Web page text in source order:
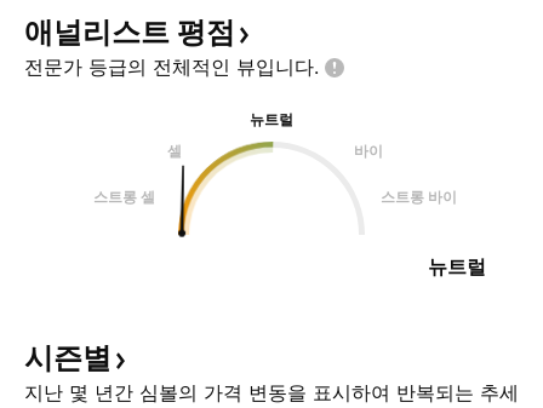
애널리스트 평점
전문가 등급의 전체적인 뷰입니다.
뉴트럴
셀
바이
스트롱 셀 스트롱 바이
뉴트럴
시즌별
지난 몇 년간 심볼의 가격 변동을 표시하여 반복되는 추세